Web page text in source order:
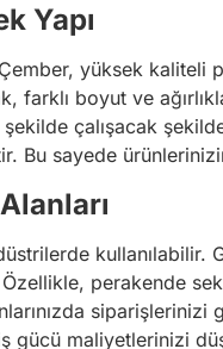
Yapı
yüksek kaliteli
farklı boyut ve
çalışacak
Bu sayede
perakende
gücü maliyetlerinizi